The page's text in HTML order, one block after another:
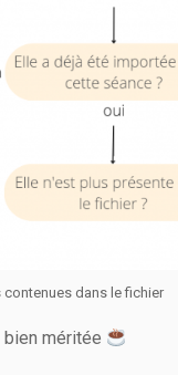
dans le fichier
méritée